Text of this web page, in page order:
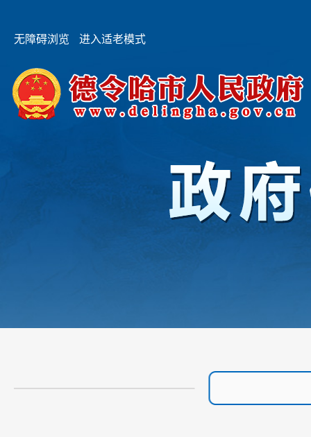
无障碍浏览 进入适老模式